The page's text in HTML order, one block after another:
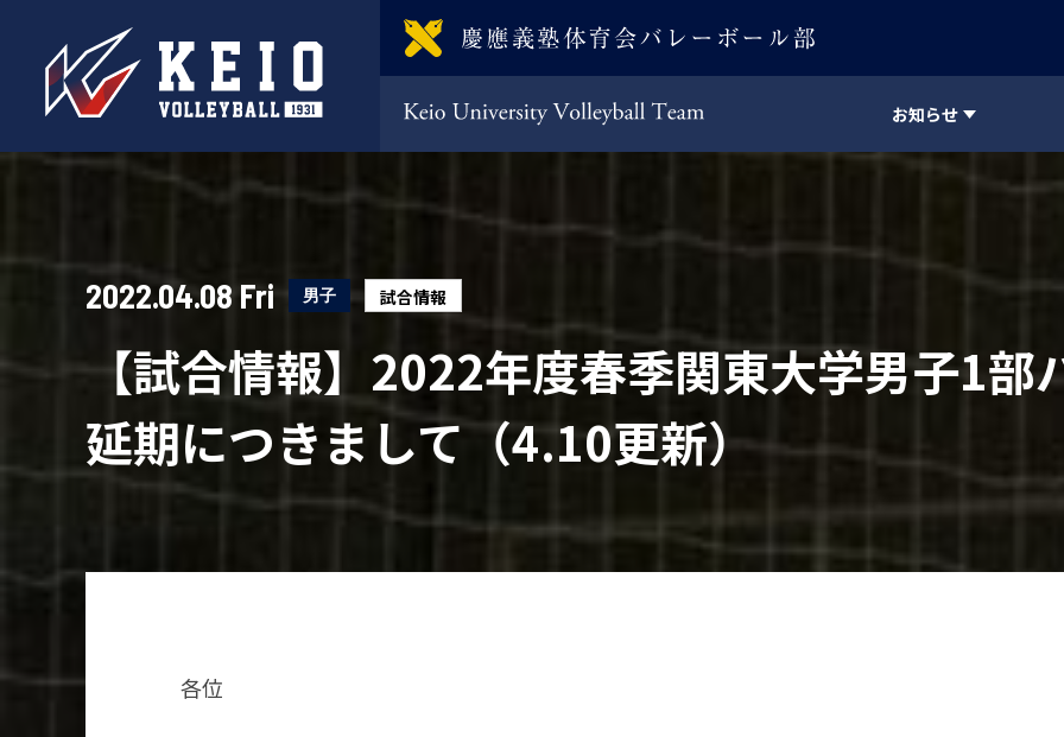
Keio University Volleyball Teamお知らせ
2022.04.08 Fri 男子 試合情報
【試合情報】2022年度春季関東大学男子1部
延期につきまして（4.10更新）
各位